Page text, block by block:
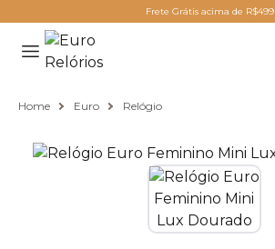
Frete Grátis acima de R$499
Home Euro Relógio